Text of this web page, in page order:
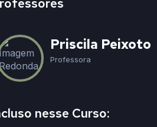
Priscila Peixoto
Professora
nesse Curso: